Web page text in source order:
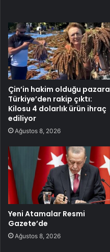
Çin’in hakim olduğu pazara
Türkiye’den rakip çıktı:
Kilosu 4 dolarlık ürün ihraç
ediliyor
Ağustos 8, 2026
Yeni Atamalar Resmi
Gazete’de
Ağustos 8, 2026